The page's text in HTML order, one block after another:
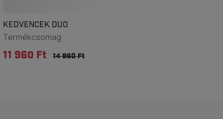
KEDVENCEK DUO
Termékcsomag
11 960 Ft 14 960 Ft